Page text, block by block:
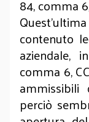
84, comma
contenuto
aziendale,
comma 6,
perciò